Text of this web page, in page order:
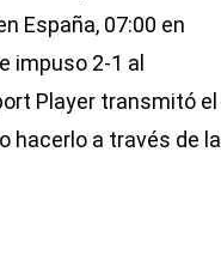
España, 07:00 en
impuso 2-1 al
Player transmitó el
hacerlo a través de la